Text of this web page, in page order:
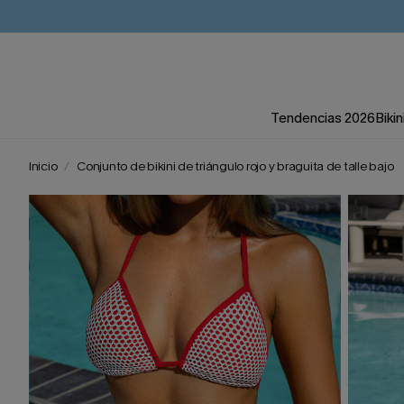
Tendencias 2026
Inicio Conjunto de bikini de triángulo rojo y braguita de talle bajo